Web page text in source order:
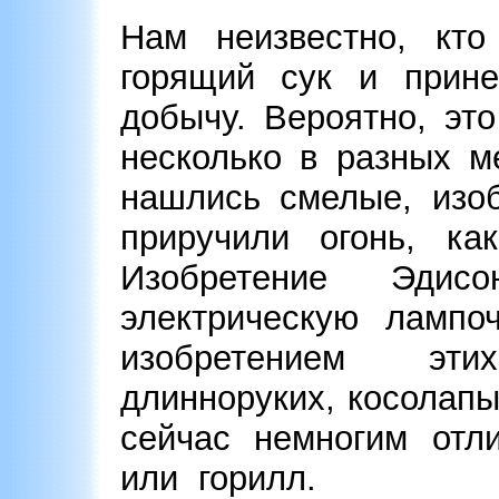
Нам неизвестно,
горящий сук и
добычу. Вероятно,
несколько в разных
нашлись смелые,
приручили огонь,
Изобретение
электрическую
изобретением
длинноруких,
сейчас немногим
или горилл.